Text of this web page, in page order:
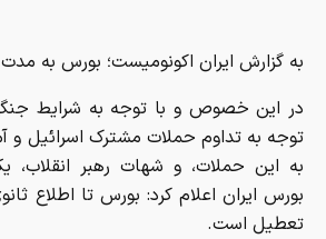
به گزارش ایران اکونومیست؛ بورس به
در این خصوص و با توجه به شرایط
توجه به تداوم حملات مشترک اسرائیل و
به این حملات، و شهات رهبر انقلاب،
بورس ایران اعلام کرد: بورس تا اطلاع
تعطیل است.